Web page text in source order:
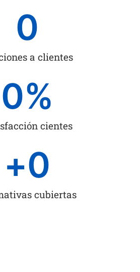
a clientes
0
cientes
0%
cubiertas
+0